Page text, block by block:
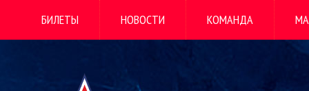
БИЛЕТЫ НОВОСТИ КОМАНДА